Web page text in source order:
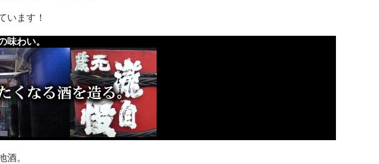
います！
わい。
酒。